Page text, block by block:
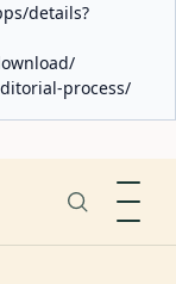
details?
process/